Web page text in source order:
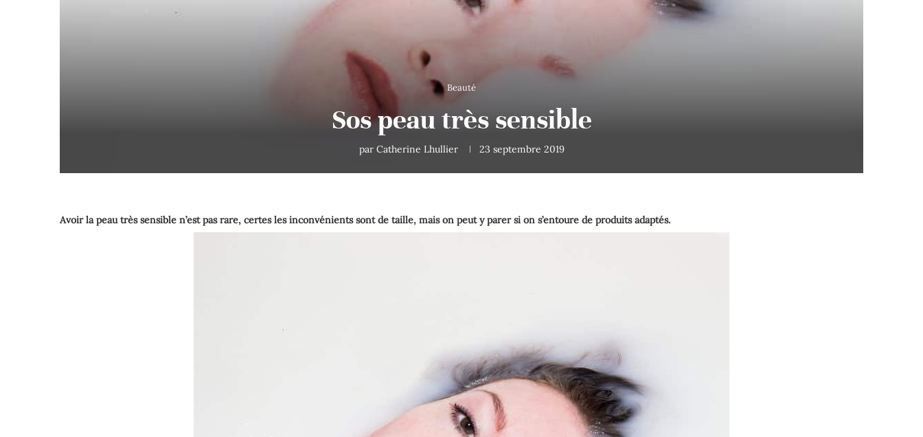
Beauté
Sos peau très sensible
par Catherine Lhullier 23 septembre 2019
Avoir la peau très sensible n’est pas rare, certes les inconvénients sont de taille, mais on peut y parer si on s’entoure de produits adaptés.